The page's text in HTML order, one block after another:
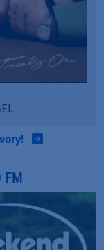
FM